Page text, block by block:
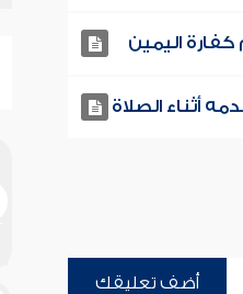
أضف تعليقك